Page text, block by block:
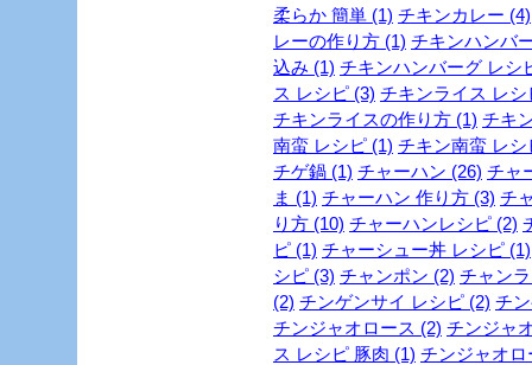
柔らか 簡単 (1) チキンカレー (4)
レーの作り方 (1) チキンハンバ
込み (1) チキンハンバーグ レシ
ス レシピ (3) チキンライス レシ
チキンライスの作り方 (1) チキ
南蛮 レシピ (1) チキン南蛮 レシ
チゲ鍋 (1) チャーハン (26) チャ
ま (1) チャーハン 作り方 (3) チ
り方 (10) チャーハンレシピ (2)
ピ (1) チャーシュー丼 レシピ (1)
シピ (3) チャンポン (2) チャン
(2) チンゲンサイ レシピ (2) チ
チンジャオロース (2) チンジャ
ス レシピ 豚肉 (1) チンジャオ